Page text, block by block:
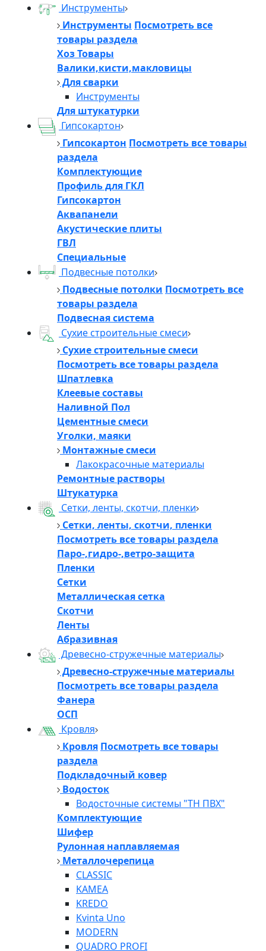
Инструменты
Инструменты Посмотреть все
товары раздела
Хоз Товары
Валики,кисти,макловицы
Для сварки
Инструменты
Для штукатурки
Гипсокартон
Гипсокартон Посмотреть все товары
раздела
Комплектующие
Профиль для ГКЛ
Гипсокартон
Аквапанели
Акустические плиты
ГВЛ
Специальные
Подвесные потолки
Подвесные потолки Посмотреть все
товары раздела
Подвесная система
Сухие строительные смеси
Сухие строительные смеси
Посмотреть все товары раздела
Шпатлевка
Клеевые составы
Наливной Пол
Цементные смеси
Уголки, маяки
Монтажные смеси
Лакокрасочные материалы
Ремонтные растворы
Штукатурка
Сетки, ленты, скотчи, пленки
Сетки, ленты, скотчи, пленки
Посмотреть все товары раздела
Паро-,гидро-,ветро-защита
Пленки
Сетки
Металлическая сетка
Скотчи
Ленты
Абразивная
Древесно-стружечные материалы
Древесно-стружечные материалы
Посмотреть все товары раздела
Фанера
ОСП
Кровля
Кровля Посмотреть все товары
раздела
Подкладочный ковер
Водосток
Водосточные системы "ТН ПВХ"
Комплектующие
Шифер
Рулонная наплавляемая
Металлочерепица
CLASSIC
KAMEA
KREDO
Kvinta Uno
MODERN
QUADRO PROFI